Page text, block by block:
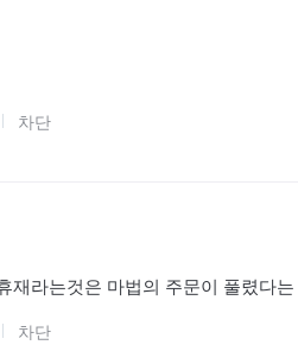
차단
재라는것은 마법의 주문이 풀렸다
차단